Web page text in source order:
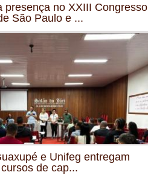
presença no XXIII Congresso
São Paulo e ...
e Unifeg entregam
de cap...